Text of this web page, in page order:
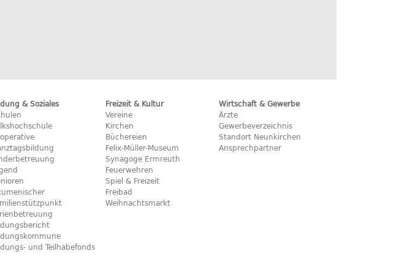
& Soziales
und Teilhabefonds
Freizeit & Kultur
Vereine
Kirchen
Büchereien
Felix-Müller-Museum
Synagoge Ermreuth
Feuerwehren
Spiel & Freizeit
Freibad
Weihnachtsmarkt
Wirtschaft & Gewerbe
Ärzte
Gewerbeverzeichnis
Standort Neunkirchen
Ansprechpartner